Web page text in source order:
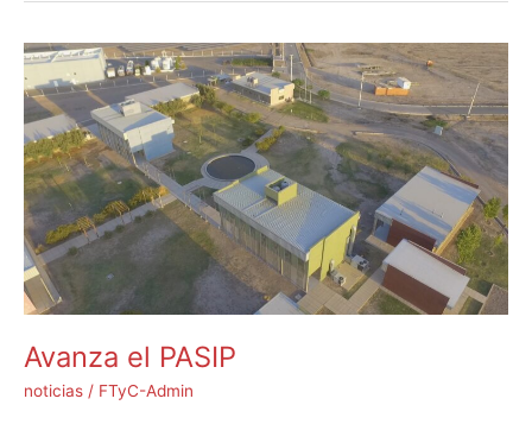
Avanza el PASIP
noticias / FTyC-Admin
Avanza
el
PASIP